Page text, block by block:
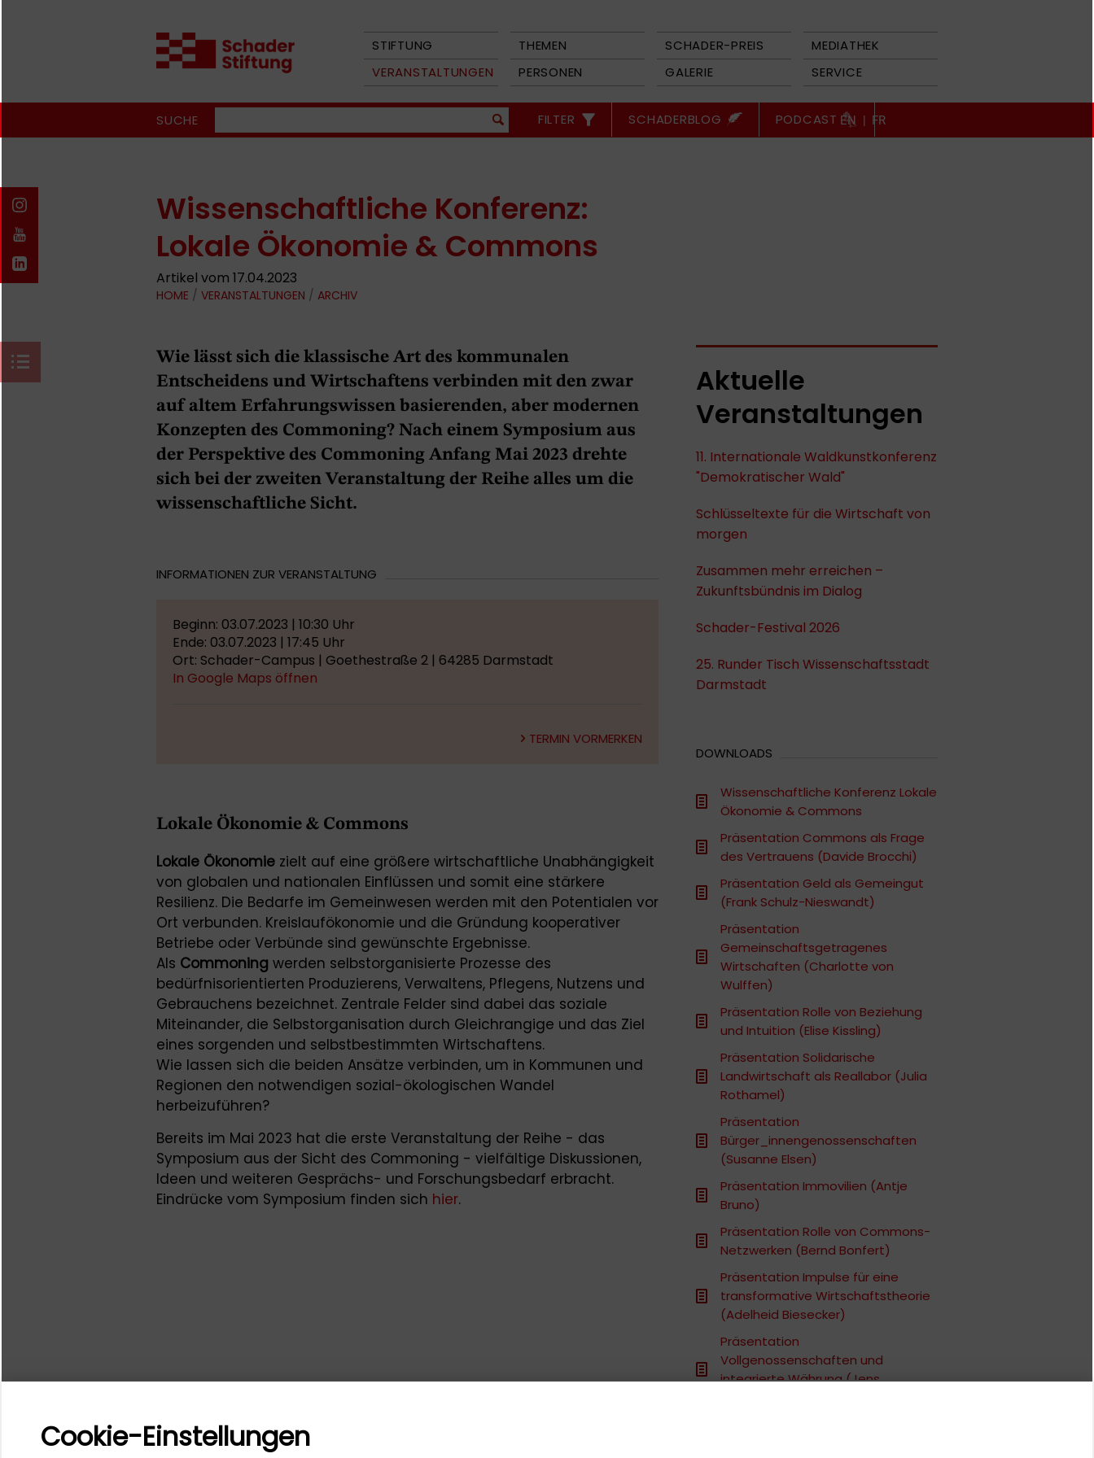
STIFTUNG THEMEN SCHADER-PREIS
MEDIATHEK
VERANSTALTUNGEN
PERSONEN GALERIE SERVICE
SUCHE FILTER SCHADERBLOG PODCAST EN | FR
Wissenschaftliche Konferenz:
Lokale Ökonomie & Commons
Artikel vom 17.04.2023
HOME / VERANSTALTUNGEN / ARCHIV
Wie lässt sich die klassische Art des kommunalen
Entscheidens und Wirtschaftens verbinden mit den zwar
auf altem Erfahrungswissen basierenden, aber modernen
Konzepten des Commoning? Nach einem Symposium aus
der Perspektive des Commoning Anfang Mai 2023 drehte
sich bei der zweiten Veranstaltung der Reihe alles um die
wissenschaftliche Sicht.
INFORMATIONEN ZUR VERANSTALTUNG
Beginn: 03.07.2023 | 10:30 Uhr
Ende: 03.07.2023 | 17:45 Uhr
Ort: Schader-Campus | Goethestraße 2 | 64285 Darmstadt
In Google Maps öffnen
TERMIN VORMERKEN
Lokale Ökonomie & Commons
Lokale Ökonomie zielt auf eine größere wirtschaftliche Unabhängigkeit
von globalen und nationalen Einflüssen und somit eine stärkere
Resilienz. Die Bedarfe im Gemeinwesen werden mit den Potentialen vor
Ort verbunden. Kreislaufökonomie und die Gründung kooperativer
Betriebe oder Verbünde sind gewünschte Ergebnisse.
Als Commoning werden selbstorganisierte Prozesse des
bedürfnisorientierten Produzierens, Verwaltens, Pflegens, Nutzens und
Gebrauchens bezeichnet. Zentrale Felder sind dabei das soziale
Miteinander, die Selbstorganisation durch Gleichrangige und das Ziel
eines sorgenden und selbstbestimmten Wirtschaftens.
Wie lassen sich die beiden Ansätze verbinden, um in Kommunen und
Regionen den notwendigen sozial-ökologischen Wandel
herbeizuführen?
Bereits im Mai 2023 hat die erste Veranstaltung der Reihe - das
Symposium aus der Sicht des Commoning - vielfältige Diskussionen,
Ideen und weiteren Gesprächs- und Forschungsbedarf erbracht.
Eindrücke vom Symposium finden sich hier.
Aktuelle
Veranstaltungen
11. Internationale Waldkunstkonferenz
"Demokratischer Wald"
Schlüsseltexte für die Wirtschaft von
morgen
Zusammen mehr erreichen –
Zukunftsbündnis im Dialog
Schader-Festival 2026
25. Runder Tisch Wissenschaftsstadt
Darmstadt
DOWNLOADS
Wissenschaftliche Konferenz Lokale
Ökonomie & Commons
Präsentation Commons als Frage
des Vertrauens (Davide Brocchi)
Präsentation Geld als Gemeingut
(Frank Schulz-Nieswandt)
Präsentation
Gemeinschaftsgetragenes
Wirtschaften (Charlotte von
Wulffen)
Präsentation Rolle von Beziehung
und Intuition (Elise Kissling)
Präsentation Solidarische
Landwirtschaft als Reallabor (Julia
Rothamel)
Präsentation
Bürger_innengenossenschaften
(Susanne Elsen)
Präsentation Immovilien (Antje
Bruno)
Präsentation Rolle von Commons-
Netzwerken (Bernd Bonfert)
Präsentation Impulse für eine
transformative Wirtschaftstheorie
(Adelheid Biesecker)
Präsentation
Vollgenossenschaften und
integrierte Währung (Jens
Cookie-Einstellungen